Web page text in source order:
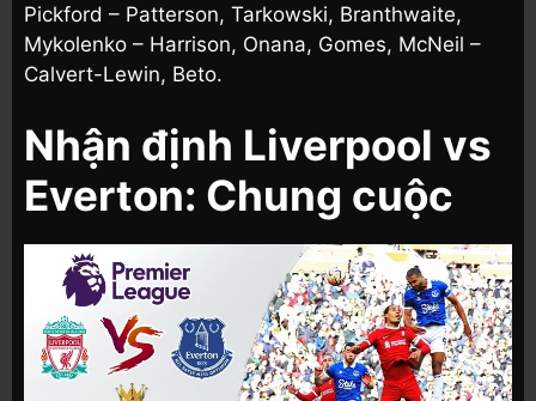
Pickford – Patterson, Tarkowski, Branthwaite,
Mykolenko – Harrison, Onana, Gomes, McNeil –
Calvert-Lewin, Beto.
Nhận định Liverpool vs
Everton: Chung cuộc